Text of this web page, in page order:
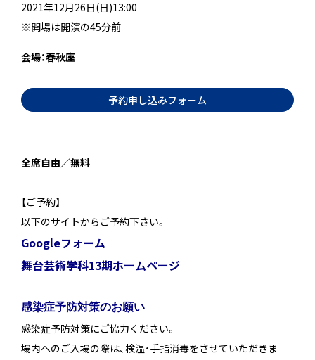
2021年12月26日(日)13:00
※開場は開演の45分前
会場：春秋座
予約申し込みフォーム
全席自由／無料
【ご予約】
以下のサイトからご予約下さい。
Googleフォーム
舞台芸術学科13期ホームページ
感染症予防対策のお願い
感染症予防対策にご協力ください。
場内へのご入場の際は、検温・手指消毒をさせていただきま